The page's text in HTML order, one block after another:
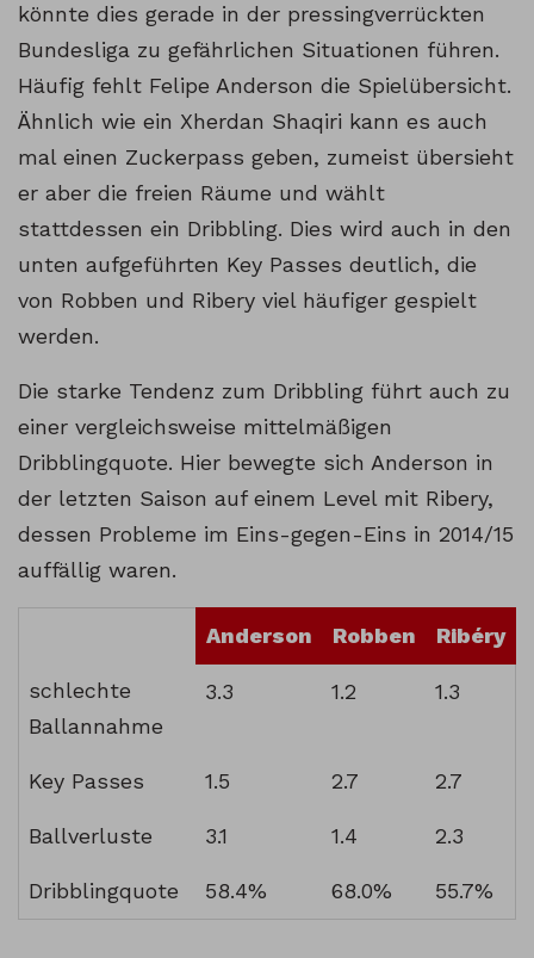
könnte dies gerade in der pressingverrückten
Bundesliga zu gefährlichen Situationen führen.
Häufig fehlt Felipe Anderson die Spielübersicht.
Ähnlich wie ein Xherdan Shaqiri kann es auch
mal einen Zuckerpass geben, zumeist übersieht
er aber die freien Räume und wählt
stattdessen ein Dribbling. Dies wird auch in den
unten aufgeführten Key Passes deutlich, die
von Robben und Ribery viel häufiger gespielt
werden.
Die starke Tendenz zum Dribbling führt auch zu
einer vergleichsweise mittelmäßigen
Dribblingquote. Hier bewegte sich Anderson in
der letzten Saison auf einem Level mit Ribery,
dessen Probleme im Eins-gegen-Eins in 2014/15
auffällig waren.
Anderson Robben Ribéry
schlechte
Ballannahme
3.3 1.2 1.3
Key Passes 1.5 2.7 2.7
Ballverluste 3.1 1.4 2.3
Dribblingquote 58.4% 68.0% 55.7%